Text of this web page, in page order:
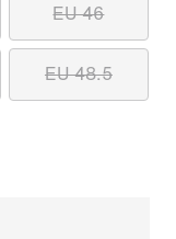
EU 46
EU 48.5